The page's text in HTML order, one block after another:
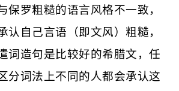
保罗粗糙的语言风格不一致，
认自己言语（即文风）粗糙，
词造句是比较好的希腊文，任
分词法上不同的人都会承认这